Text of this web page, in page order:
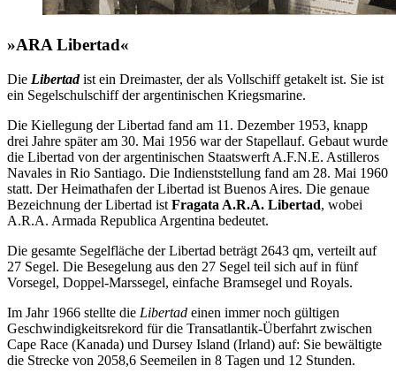
»ARA Libertad«
Die Libertadist ein Dreimaster, der als Vollschiff getakelt ist. Sie ist
ein Segelschulschiff der argentinischen Kriegsmarine.
Die Kiellegung der Libertad fand am 11. Dezember 1953, knapp
drei Jahre später am 30. Mai 1956 war der Stapellauf. Gebaut wurde
die Libertad von der argentinischen Staatswerft A.F.N.E. Astilleros
Navales in Rio Santiago. Die Indienststellung fand am 28. Mai 1960
statt. Der Heimathafen der Libertad ist Buenos Aires. Die genaue
Bezeichnung der Libertad ist Fragata A.R.A. Libertad, wobei
A.R.A. Armada Republica Argentina bedeutet.
Die gesamte Segelfläche der Libertad beträgt 2643 qm, verteilt auf
27 Segel. Die Besegelung aus den 27 Segel teil sich auf in fünf
Vorsegel, Doppel-Marssegel, einfache Bramsegel und Royals.
Im Jahr 1966 stellte die Libertad einen immer noch gültigen
Geschwindigkeitsrekord für die Transatlantik-Überfahrt zwischen
Cape Race (Kanada) und Dursey Island (Irland) auf: Sie bewältigte
die Strecke von 2058,6 Seemeilen in 8 Tagen und 12 Stunden.